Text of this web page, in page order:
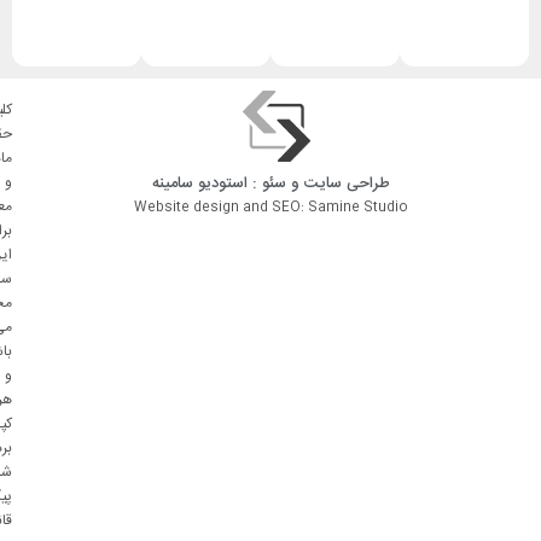
طراحی سایت و سئو : استودیو سامینه
Website design and SEO: Samine Studio
و
و